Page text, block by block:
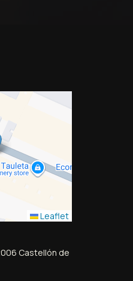
Leaflet
Castellón de